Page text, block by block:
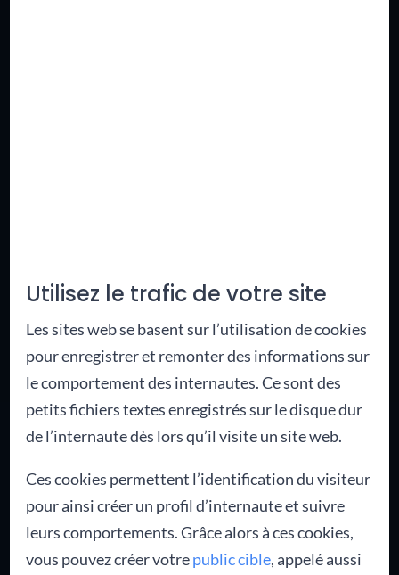
Utilisez le trafic de votre site
Les sites web se basent sur l’utilisation de cookies
pour enregistrer et remonter des informations sur
le comportement des internautes. Ce sont des
petits fichiers textes enregistrés sur le disque dur
de l’internaute dès lors qu’il visite un site web.
Ces cookies permettent l’identification du visiteur
pour ainsi créer un profil d’internaute et suivre
leurs comportements. Grâce alors à ces cookies,
vous pouvez créer votrepublic cible, appelé aussi